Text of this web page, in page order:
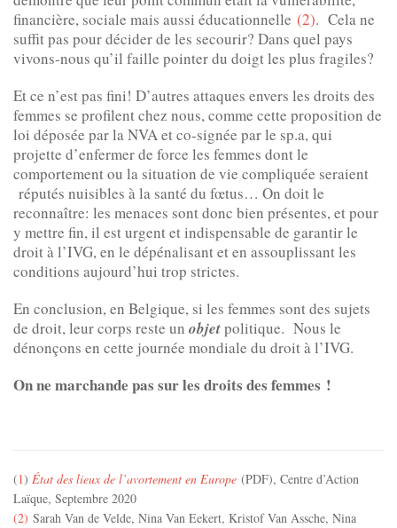
financière, sociale mais aussi éducationnelle (2). Cela ne
suffit pas pour décider de les secourir? Dans quel pays
vivons-nous qu’il faille pointer du doigt les plus fragiles?
Et ce n’est pas fini! D’autres attaques envers les droits des
femmes se profilent chez nous, comme cette proposition de
loi déposée par la NVA et co-signée par le sp.a, qui
projette d’enfermer de force les femmes dont le
comportement ou la situation de vie compliquée seraient
réputés nuisibles à la santé du fœtus… On doit le
reconnaître: les menaces sont donc bien présentes, et pour
y mettre fin, il est urgent et indispensable de garantir le
droit à l’IVG, en le dépénalisant et en assouplissant les
conditions aujourd’hui trop strictes.
En conclusion, en Belgique, si les femmes sont des sujets
de droit, leur corps reste un objetpolitique. Nous le
dénonçons en cette journée mondiale du droit à l’IVG.
On ne marchande pas sur les droits des femmes !
(1) État des lieux de l’avortement en Europe (PDF), Centre d’Action
Laïque, Septembre 2020
(2) Sarah Van de Velde, Nina Van Eekert, Kristof Van Assche, Nina